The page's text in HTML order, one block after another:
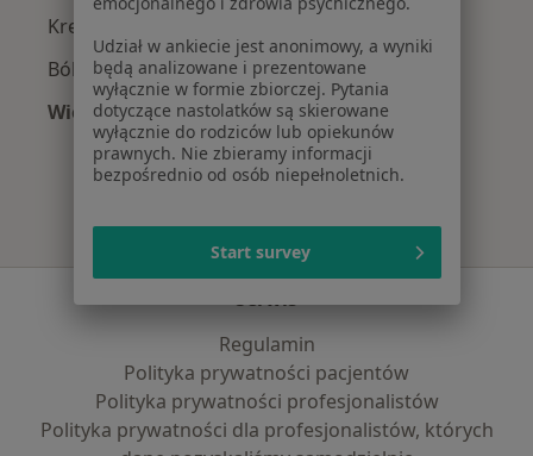
Kręcz szyi w Koszalinie
Ból karku w Koszalinie
Więcej (14)
Więcej w kategorii: Najczęście leczone
Serwis
Regulamin
Polityka prywatności pacjentów
Polityka prywatności profesjonalistów
Polityka prywatności dla profesjonalistów, których
Udział w ankiecie jest anonimowy, a wyniki
będą analizowane i prezentowane
wyłącznie w formie zbiorczej. Pytania
dotyczące nastolatków są skierowane
wyłącznie do rodziców lub opiekunów
prawnych. Nie zbieramy informacji
bezpośrednio od osób niepełnoletnich.
Start survey